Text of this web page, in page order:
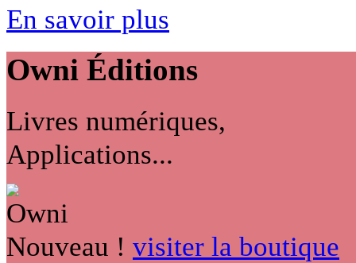
En savoir plus
Owni Éditions
Livres numériques,
Applications...
Nouveau ! visiter la boutique